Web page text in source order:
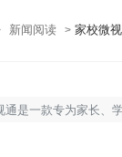
新闻阅读 > 家校微
通是一款专为家长、